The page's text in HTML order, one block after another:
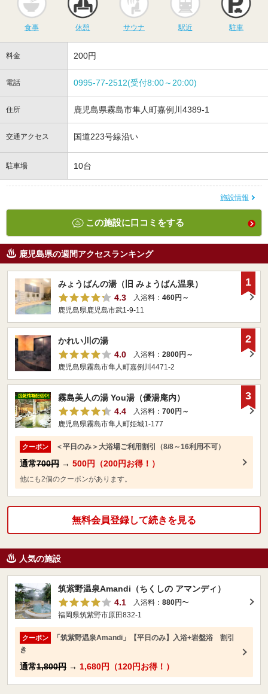
食事 休憩 サウナ 駅近 駐車
料金 200円
電話 0995-77-2512(受付8:00～20:00)
住所 鹿児島県霧島市隼人町嘉例川4389-1
交通アクセス 国道223号線沿い
駐車場 10台
施設情報
この施設に口コミをする
鹿児島県の週間アクセスランキング
みょうばんの湯（旧 みょうばん温泉）
4.3
入浴料： 460円～
鹿児島県鹿児島市武1-9-11
1
かれい川の湯
4.0
入浴料： 2800円～
鹿児島県霧島市隼人町嘉例川4471-2
2
霧島美人の湯 You湯（優湯庵内）
4.4
入浴料： 700円～
鹿児島県霧島市隼人町姫城1-177
クーポン ＜平日のみ＞大浴場ご利用割引（8/8～16利用不可）
通常700円 → 500円（200円お得！）
他にも2個のクーポンがあります。
3
無料会員登録して続きを見る
人気の施設
筑紫野温泉Amandi（ちくしの アマンディ）
4.1
入浴料： 880円〜
福岡県筑紫野市原田832-1
クーポン
「筑紫野温泉Amandi」【平日のみ】入浴+岩盤浴 割引
き
通常1,800円 → 1,680円（120円お得！）